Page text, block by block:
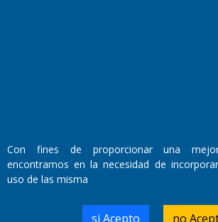
Director Periodístico:
Walter René Goñi
Domicilio Legal: José Ingenieros 855,
Con fines de proporcionar una
encontramos en la necesidad de
uso de las misma
si Acepto no